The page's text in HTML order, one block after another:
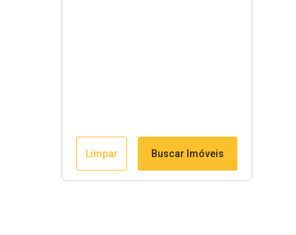
Limpar Buscar Imóveis